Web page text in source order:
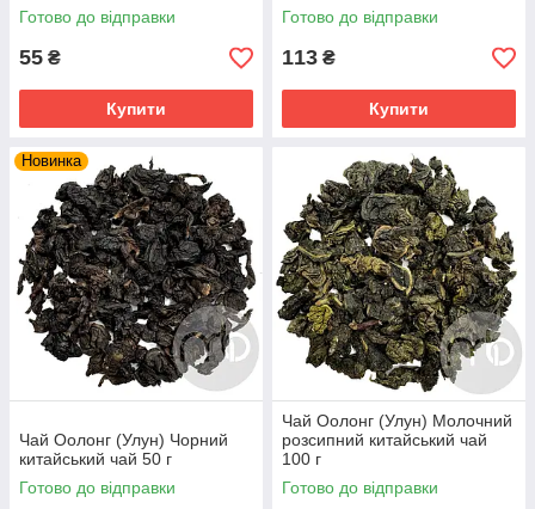
Готово до відправки
55 ₴
Купити
Готово до відправки
113 ₴
Купити
Новинка
Чай Оолонг (Улун) Чорний
китайський чай 50 г
Готово до відправки
Чай Оолонг (Улун) Молочний
розсипний китайський чай
100 г
Готово до відправки